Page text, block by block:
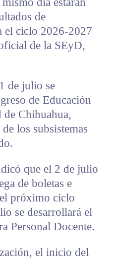
de
el ciclo 2026-2027
de la SEyD,
de julio se
de Educación
de Chihuahua,
los subsistemas
que el 2 de julio
de boletas e
próximo ciclo
se desarrollará el
Personal Docente.
el inicio del